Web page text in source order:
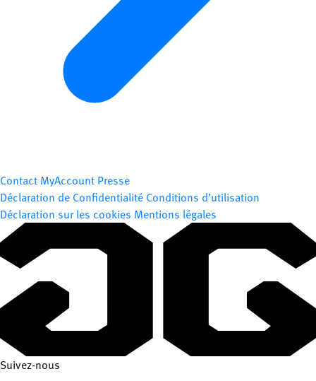
Contact MyAccount Presse
Déclaration de Confidentialité Conditions d’utilisation
Déclaration sur les cookies Mentions légales
Suivez-nous